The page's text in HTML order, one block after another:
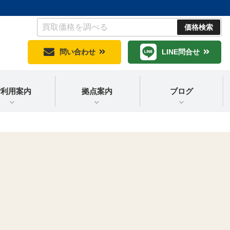
問い合わせ LINE問合せ
用案内 拠点案内 ブログ